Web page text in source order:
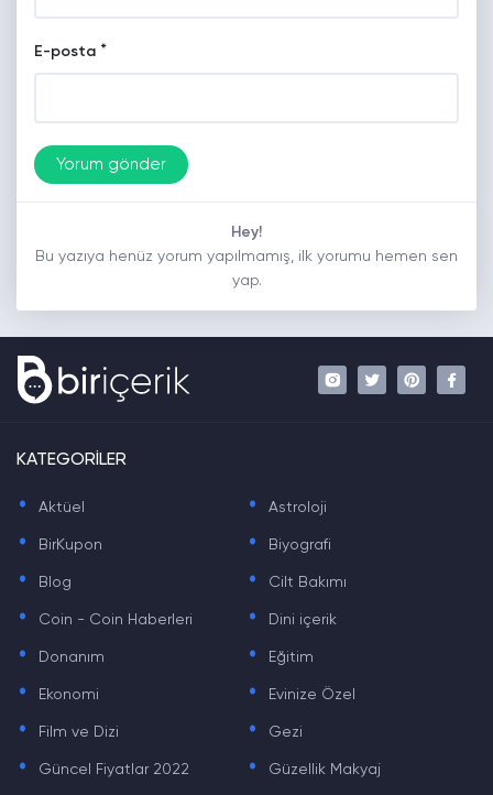
E-posta *
Hey!
Bu yazıya henüz yorum yapılmamış, ilk yorumu hemen sen
yap.
KATEGORİLER
. Aktüel . Astroloji
. BirKupon . Biyografi
. Blog . Cilt Bakımı
. Coin - Coin Haberleri . Dini içerik
. Donanım . Eğitim
. Ekonomi . Evinize Özel
. Film ve Dizi . Gezi
. Güncel Fiyatlar 2022 . Güzellik Makyaj